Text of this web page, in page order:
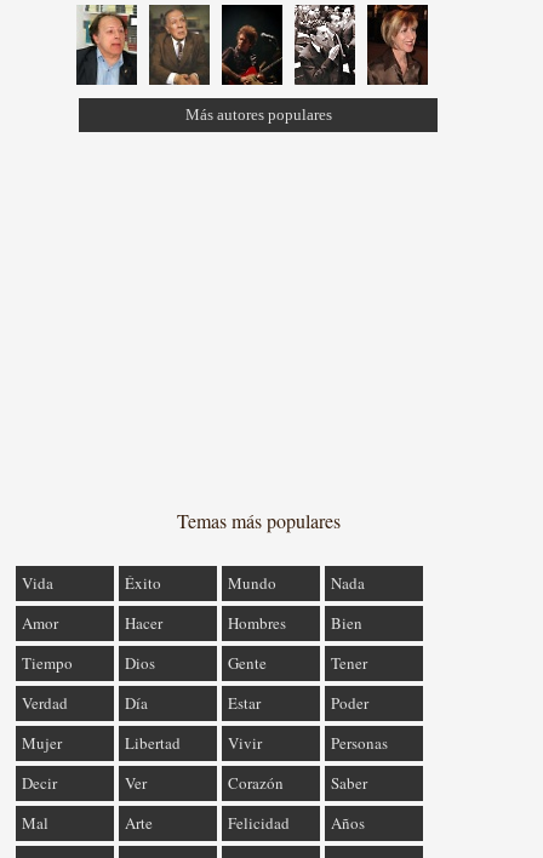
Más autores populares
Temas más populares
Vida Éxito Mundo
Nada
Amor
Hacer Hombres
Bien
Tiempo
Dios Gente
Tener
Verdad
Día Estar
Poder
Mujer
Libertad Vivir
Personas
Decir
Ver Corazón
Saber
Mal
Arte Felicidad
Años